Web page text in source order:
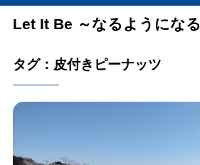
Let It Be ～なるようになる
タグ：皮付きピーナッツ